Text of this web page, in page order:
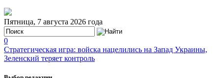
Пятница, 7 августа 2026 года
0
Стратегическая игра: войска нацелились на Запад Украины,
Зеленский теряет контроль